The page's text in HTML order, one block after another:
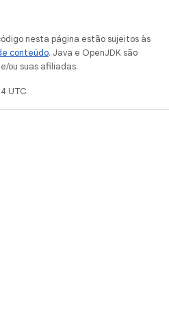
nesta página estão sujeitos às
conteúdo. Java e OpenJDK são
ou suas afiliadas.
UTC.